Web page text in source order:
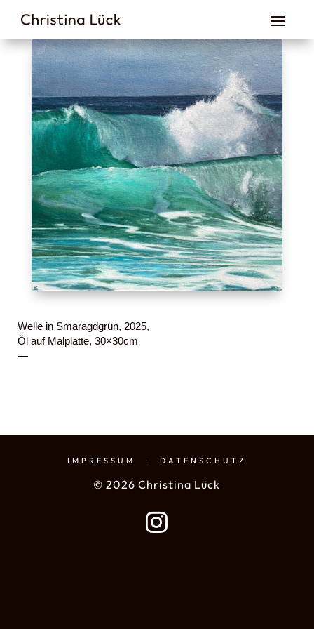
Welle in Smaragdgrün, 2025,
Öl auf Malplatte, 30×30cm
—
IMPRESSUM ·DATENSCHUTZ
© 2026 Christina Lück
